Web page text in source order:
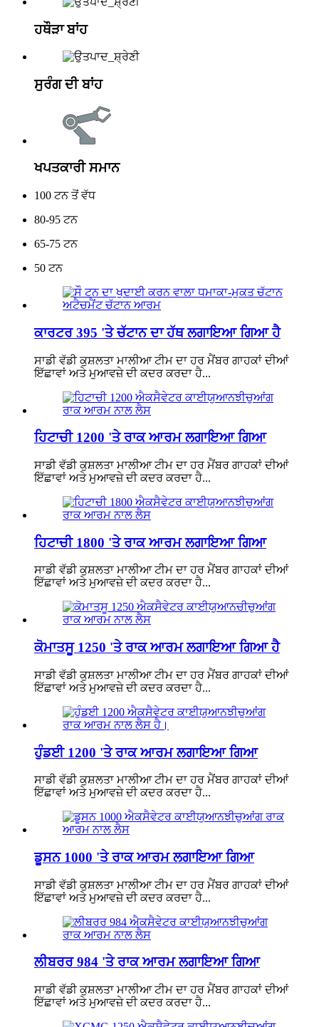
ਹਥੌੜਾ ਬਾਂਹ
ਸੁਰੰਗ ਦੀ ਬਾਂਹ
ਖਪਤਕਾਰੀ ਸਮਾਨ
100 ਟਨ ਤੋਂ ਵੱਧ
80-95 ਟਨ
65-75 ਟਨ
50 ਟਨ
ਕਾਰਟਰ 395 'ਤੇ ਚੱਟਾਨ ਦਾ ਹੱਥ ਲਗਾਇਆ ਗਿਆ ਹੈ
ਸਾਡੀ ਵੱਡੀ ਕੁਸ਼ਲਤਾ ਮਾਲੀਆ ਟੀਮ ਦਾ ਹਰ ਮੈਂਬਰ ਗਾਹਕਾਂ ਦੀਆਂ
ਇੱਛਾਵਾਂ ਅਤੇ ਮੁਆਵਜ਼ੇ ਦੀ ਕਦਰ ਕਰਦਾ ਹੈ...
ਹਿਟਾਚੀ 1200 'ਤੇ ਰਾਕ ਆਰਮ ਲਗਾਇਆ ਗਿਆ
ਸਾਡੀ ਵੱਡੀ ਕੁਸ਼ਲਤਾ ਮਾਲੀਆ ਟੀਮ ਦਾ ਹਰ ਮੈਂਬਰ ਗਾਹਕਾਂ ਦੀਆਂ
ਇੱਛਾਵਾਂ ਅਤੇ ਮੁਆਵਜ਼ੇ ਦੀ ਕਦਰ ਕਰਦਾ ਹੈ...
ਹਿਟਾਚੀ 1800 'ਤੇ ਰਾਕ ਆਰਮ ਲਗਾਇਆ ਗਿਆ
ਸਾਡੀ ਵੱਡੀ ਕੁਸ਼ਲਤਾ ਮਾਲੀਆ ਟੀਮ ਦਾ ਹਰ ਮੈਂਬਰ ਗਾਹਕਾਂ ਦੀਆਂ
ਇੱਛਾਵਾਂ ਅਤੇ ਮੁਆਵਜ਼ੇ ਦੀ ਕਦਰ ਕਰਦਾ ਹੈ...
ਕੋਮਾਤਸੂ 1250 'ਤੇ ਰਾਕ ਆਰਮ ਲਗਾਇਆ ਗਿਆ ਹੈ
ਸਾਡੀ ਵੱਡੀ ਕੁਸ਼ਲਤਾ ਮਾਲੀਆ ਟੀਮ ਦਾ ਹਰ ਮੈਂਬਰ ਗਾਹਕਾਂ ਦੀਆਂ
ਇੱਛਾਵਾਂ ਅਤੇ ਮੁਆਵਜ਼ੇ ਦੀ ਕਦਰ ਕਰਦਾ ਹੈ...
ਹੁੰਡਈ 1200 'ਤੇ ਰਾਕ ਆਰਮ ਲਗਾਇਆ ਗਿਆ
ਸਾਡੀ ਵੱਡੀ ਕੁਸ਼ਲਤਾ ਮਾਲੀਆ ਟੀਮ ਦਾ ਹਰ ਮੈਂਬਰ ਗਾਹਕਾਂ ਦੀਆਂ
ਇੱਛਾਵਾਂ ਅਤੇ ਮੁਆਵਜ਼ੇ ਦੀ ਕਦਰ ਕਰਦਾ ਹੈ...
ਡੂਸਨ 1000 'ਤੇ ਰਾਕ ਆਰਮ ਲਗਾਇਆ ਗਿਆ
ਸਾਡੀ ਵੱਡੀ ਕੁਸ਼ਲਤਾ ਮਾਲੀਆ ਟੀਮ ਦਾ ਹਰ ਮੈਂਬਰ ਗਾਹਕਾਂ ਦੀਆਂ
ਇੱਛਾਵਾਂ ਅਤੇ ਮੁਆਵਜ਼ੇ ਦੀ ਕਦਰ ਕਰਦਾ ਹੈ...
ਲੀਬਰਰ 984 'ਤੇ ਰਾਕ ਆਰਮ ਲਗਾਇਆ ਗਿਆ
ਸਾਡੀ ਵੱਡੀ ਕੁਸ਼ਲਤਾ ਮਾਲੀਆ ਟੀਮ ਦਾ ਹਰ ਮੈਂਬਰ ਗਾਹਕਾਂ ਦੀਆਂ
ਇੱਛਾਵਾਂ ਅਤੇ ਮੁਆਵਜ਼ੇ ਦੀ ਕਦਰ ਕਰਦਾ ਹੈ...